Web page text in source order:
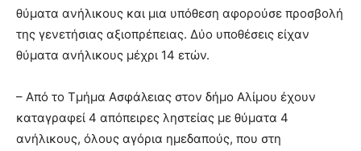
θύματα ανήλικους και μια υπόθεση αφορούσε προσβολή
της γενετήσιας αξιοπρέπειας. Δύο υποθέσεις είχαν
θύματα ανήλικους μέχρι 14 ετών.
– Από το Τμήμα Ασφάλειας στον δήμο Αλίμου έχουν
καταγραφεί 4 απόπειρες ληστείας με θύματα 4
ανήλικους, όλους αγόρια ημεδαπούς, που στη